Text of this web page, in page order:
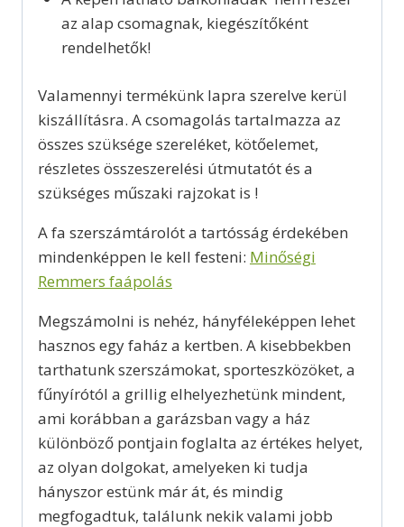
az alap csomagnak, kiegészítőként
rendelhetők!
Valamennyi termékünk lapra szerelve kerül
kiszállításra. A csomagolás tartalmazza az
összes szüksége szereléket, kötőelemet,
részletes összeszerelési útmutatót és a
szükséges műszaki rajzokat is !
A fa szerszámtárolót a tartósság érdekében
mindenképpen le kell festeni: Minőségi
Remmers faápolás
Megszámolni is nehéz, hányféleképpen lehet
hasznos egy faház a kertben. A kisebbekben
tarthatunk szerszámokat, sporteszközöket, a
fűnyírótól a grillig elhelyezhetünk mindent,
ami korábban a garázsban vagy a ház
különböző pontjain foglalta az értékes helyet,
az olyan dolgokat, amelyeken ki tudja
hányszor estünk már át, és mindig
megfogadtuk, találunk nekik valami jobb